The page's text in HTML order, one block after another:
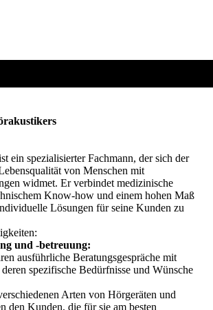
ein spezialisierter Fachmann, der sich der
von Menschen mit
widmet. Er verbindet medizinische
Know-how und einem hohen Maß
Lösungen für seine Kunden zu
und -betreuung:
ausführliche Beratungsgespräche mit
spezifische Bedürfnisse und Wünsche
Arten von Hörgeräten und
den Kunden, die für sie am besten